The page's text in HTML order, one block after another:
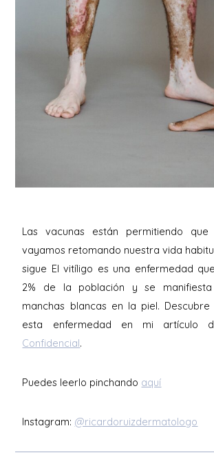
Las vacunas están permitiendo
vayamos retomando nuestra vida
sigue El vitíligo es una enfermedad
2% de la población y se
manchas blancas en la piel.
esta enfermedad en mi artículo
Confidencial.
Puedes leerlo pinchando aquí
Instagram: @ricardoruizdermatologo